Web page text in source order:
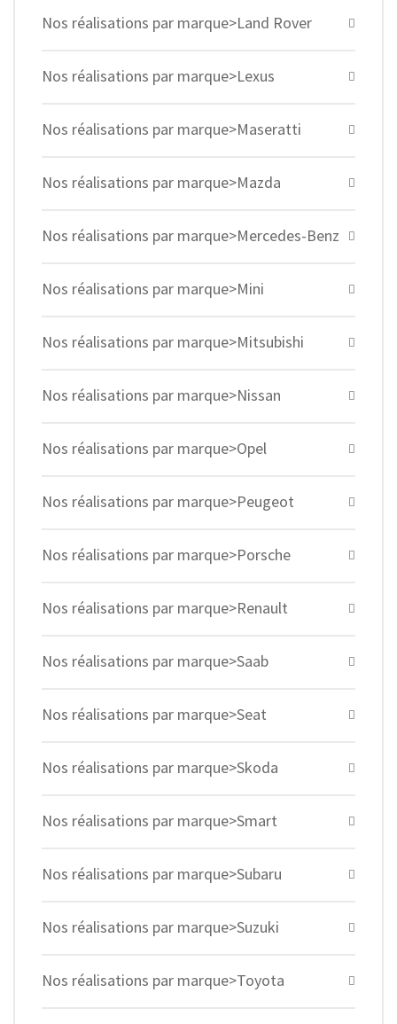
Nos réalisations par marque>Land Rover
Nos réalisations par marque>Lexus
Nos réalisations par marque>Maseratti
Nos réalisations par marque>Mazda
Nos réalisations par marque>Mercedes-Benz
Nos réalisations par marque>Mini
Nos réalisations par marque>Mitsubishi
Nos réalisations par marque>Nissan
Nos réalisations par marque>Opel
Nos réalisations par marque>Peugeot
Nos réalisations par marque>Porsche
Nos réalisations par marque>Renault
Nos réalisations par marque>Saab
Nos réalisations par marque>Seat
Nos réalisations par marque>Skoda
Nos réalisations par marque>Smart
Nos réalisations par marque>Subaru
Nos réalisations par marque>Suzuki
Nos réalisations par marque>Toyota